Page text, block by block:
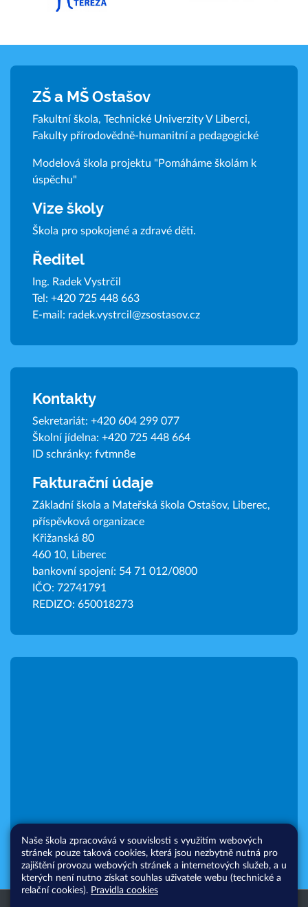
ZŠ a MŠ Ostašov
Fakultní škola, Technické Univerzity V Liberci,
Fakulty přírodovědně-humanitní a pedagogické
Modelová škola projektu "Pomáháme školám k
úspěchu"
Vize školy
Škola pro spokojené a zdravé děti.
Ředitel
Ing. Radek Vystrčil
Tel: +420 725 448 663
E-mail: radek.vystrcil@zsostasov.cz
Kontakty
Sekretariát: +420 604 299 077
Školní jídelna: +420 725 448 664
ID schránky: fvtmn8e
Fakturační údaje
Základní škola a Mateřská škola Ostašov, Liberec,
příspěvková organizace
Křižanská 80
460 10, Liberec
bankovní spojení: 54 71 012/0800
IČO: 72741791
REDIZO: 650018273
Naše škola zpracovává v souvislosti s využitím webových
stránek pouze taková cookies, která jsou nezbytně nutná pro
zajištění provozu webových stránek a internetových služeb, a u
kterých není nutno získat souhlas uživatele webu (technické a
relační cookies). Pravidla cookies